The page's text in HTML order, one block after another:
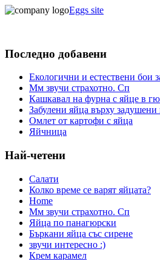
Eggs site
Последно добавени
Екологични и естествени бои
Мм звучи страхотно. Сп
Кашкавал на фурна с яйце в
Забулени яйца върху задушени
Омлет от картофи с яйца
Яйчница
Най-четени
Салати
Колко време се варят яйцата?
Home
Мм звучи страхотно. Сп
Яйца по панагюрски
Бъркани яйца със сирене
звучи интересно :)
Крем карамел